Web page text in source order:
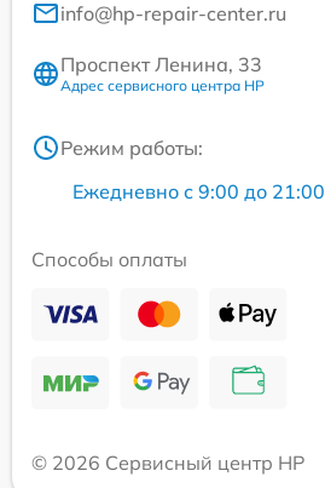
info@hp-repair-center.ru
Проспект Ленина, 33
Адрес сервисного центра HP
Режим работы:
Ежедневно с 9:00 до 21:00
Способы оплаты
© 2026 Сервисный центр HP